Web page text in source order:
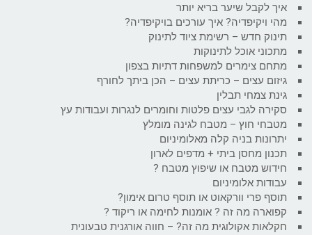
איך לקבל שיער בריא יותר
מהי ויקיפדיה? איך עורכים בויקיפדיה?
תינוק חדש – רשימת ציוד לתינוק
מתכוני אוכל לתינוקות
מתחם צימרים למשפחות דתיות בצפון
גיזום עצים – כריתת עצים – הכן ביתך לחורף
גינת צמחי תבלין
סקירה לגבי עצים פלטות וחומרים לנגרות ועבודות עץ
מטבחי חוץ – מטבח לגינה מומלץ
יתרונות בניה קלה מאלומיניום
תכנון מחסן ביתי + מדפים לארון
חידוש מטבח או שיפוץ מטבח ?
עבודות אלומיניום
תוסף פרי וורקאוט או תוסף טרום אימון?
קפוארה מה זה ? אומנות לחימה או ריקוד ?
חקלאות אקולוגית מה זה? – חווה אורגנית טבעונית